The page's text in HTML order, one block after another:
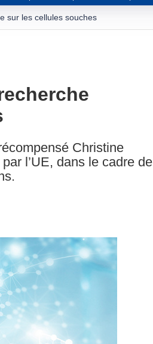
sur les cellules souches
Christine
l’UE, dans le cadre de